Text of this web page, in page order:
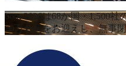
boot 2026は68か国・1,500
20万名超をお迎えし、無事